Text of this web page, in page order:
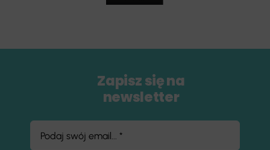
Zapisz się na
newsletter